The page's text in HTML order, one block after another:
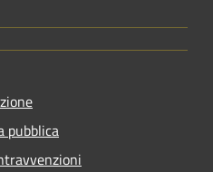
pubblica